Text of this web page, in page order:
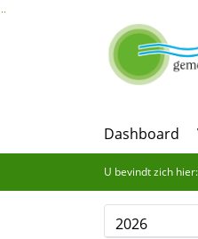
Ga naar de inhoud van deze
Ga naar het zoeken
Ga naar het menu
Dashboard
U bevindt zich hier:
2026